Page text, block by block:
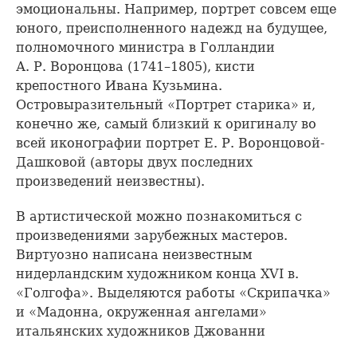
эмоциональны. Например, портрет совсем еще
юного, преисполненного надежд на будущее,
полномочного министра в Голландии
А. Р. Воронцова (1741–1805), кисти
крепостного Ивана Кузьмина.
Островыразительный «Портрет старика» и,
конечно же, самый близкий к оригиналу во
всей иконографии портрет Е. Р. Воронцовой-
Дашковой (авторы двух последних
произведений неизвестны).
В артистической можно познакомиться с
произведениями зарубежных мастеров.
Виртуозно написана неизвестным
нидерландским художником конца XVI в.
«Голгофа». Выделяются работы «Скрипачка»
и «Мадонна, окруженная ангелами»
итальянских художников Джованни